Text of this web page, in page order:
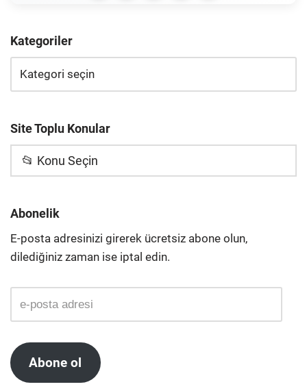
Kategoriler
Site Toplu Konular
📂 Konu Seçin
Abonelik
E-posta adresinizi girerek ücretsiz abone olun,
dilediğiniz zaman ise iptal edin.
Abone ol